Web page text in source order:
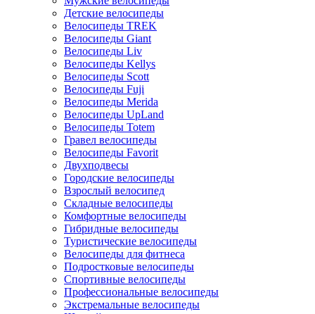
Детские велосипеды
Велосипеды TREK
Велосипеды Giant
Велосипеды Liv
Велосипеды Kellys
Велосипеды Scott
Велосипеды Fuji
Велосипеды Merida
Велосипеды UpLand
Велосипеды Totem
Гравел велосипеды
Велосипеды Favorit
Двухподвесы
Городские велосипеды
Взрослый велосипед
Складные велосипеды
Комфортные велосипеды
Гибридные велосипеды
Туристические велосипеды
Велосипеды для фитнеса
Подростковые велосипеды
Спортивные велосипеды
Профессиональные велосипеды
Экстремальные велосипеды